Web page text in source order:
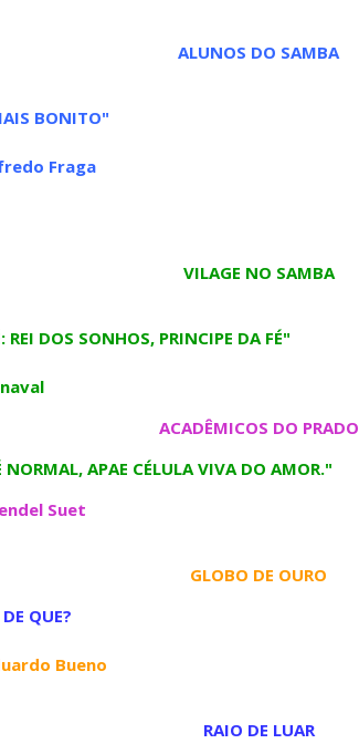
ALUNOS DO SAMBA
BONITO"
Fraga
VILAGE NO SAMBA
REI DOS SONHOS, PRINCIPE DA FÉ"
ACADÊMICOS DO PRADO
NORMAL, APAE CÉLULA VIVA DO AMOR."
Suet
GLOBO DE OURO
QUE?
Bueno
RAIO DE LUAR